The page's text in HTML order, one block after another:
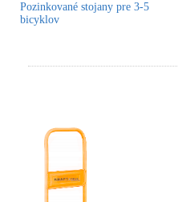
Pozinkované stojany pre 3-5
bicyklov